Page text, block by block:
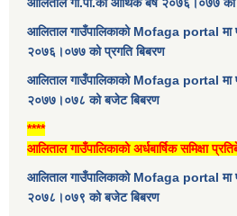
आलिताल गाउँपालिकाको Mofaga portal मा
२०७६।०७७ को प्रगति बिबरण
आलिताल गाउँपालिकाको Mofaga portal मा
२०७७।०७८ को बजेट बिबरण
****
आलिताल गाउँपालिकाको अर्धबार्षिक समिक्षा
आलिताल गाउँपालिकाको Mofaga portal मा
२०७८।०७९ को बजेट बिबरण